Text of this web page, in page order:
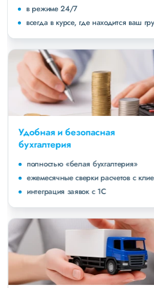
в режиме 24/7
всегда в курсе, где находится ваш
Удобная и безопасная
бухгалтерия
полностью «белая бухгалтерия»
ежемесячные сверки расчетов с
интеграция заявок с 1С